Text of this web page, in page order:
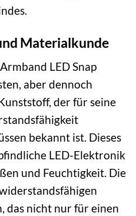
Materialkunde
LED Snap
aber dennoch
der für seine
bekannt ist. Dieses
LED-Elektronik
und Feuchtigkeit. Die
das nicht nur für einen